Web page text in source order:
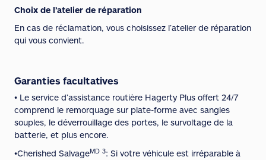
Choix de l’atelier de réparation
En cas de réclamation, vous choisissez l’atelier de réparation
qui vous convient.
Garanties facultatives
• Le service d’assistance routière Hagerty Plus offert 24/7
comprend le remorquage sur plate-forme avec sangles
souples, le déverrouillage des portes, le survoltage de la
batterie, et plus encore.
•Cherished SalvageMD 3: Si votre véhicule est irréparable à